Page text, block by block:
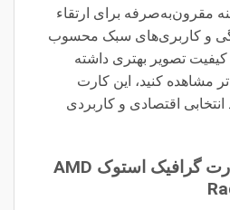
مقرون‌به‌صرفه برای ارتقاء
و کاربری‌های سبک محسوب
تصویر بهتری داشته
مشاهده کنید، این کارت
اقتصادی و کاربردی
ویژگی‌های اصلی کارت گرافیک استوک AMD